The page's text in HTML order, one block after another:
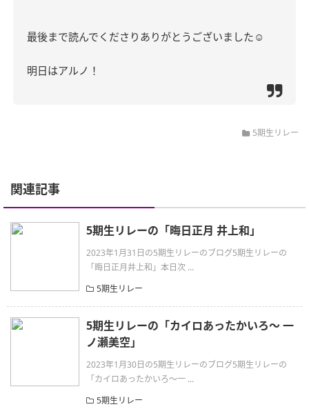
最後まで読んでくださりありがとうございました ☺️
明日はアルノ！
5期生リレー
関連記事
5期生リレーの「晦日正月 井上和」
2023年1月31日の5期生リレーのブログ5期生リレーの
「晦日正月井上和」本日次 ...
5期生リレー
5期生リレーの「カイロあったかいろ〜 一
ノ瀬美空」
2023年1月30日の5期生リレーのブログ5期生リレーの
「カイロあったかいろ〜一 ...
5期生リレー